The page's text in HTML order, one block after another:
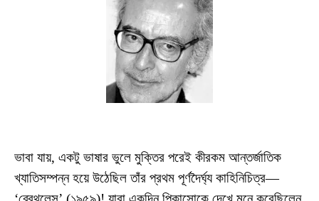
ভাবা যায়, একটু ভাষার ভুলে মুক্তির পরেই কীরকম আন্তর্জাতিক
খ্যাতিসম্পন্ন হয়ে উঠেছিল তাঁর প্রথম পূর্ণদৈর্ঘ্য কাহিনিচিত্র—